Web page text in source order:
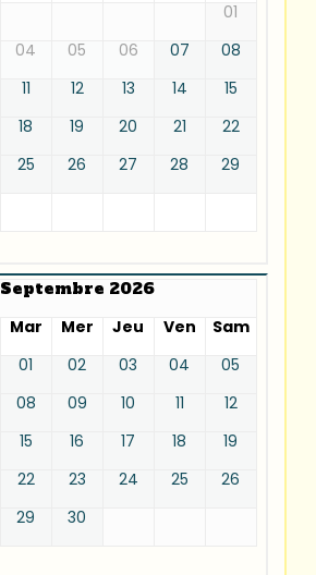
01
04 05 06 07
08
11 12 13 14
15
18 19 20 21
22
25 26 27 28
29
Septembre 2026
Mar Mer Jeu Ven
Sam
01
02 03 04
05
08 09 10 11
12
15 16 17 18
19
22 23 24 25
26
29 30